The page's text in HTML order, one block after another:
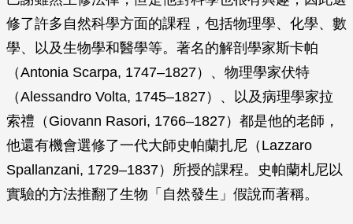
修了許多自然科學方面的課程，包括物理學、化學、數
學、以及生物學和醫學等。著名的解剖學家斯卡帕
（Antonia Scarpa, 1747–1827）、物理學家伏特
（Alessandro Volta, 1745–1827）、以及病理學家拉
索禮（Giovann Rasori, 1766–1827）都是他的老師，
他還有機會選修了一代大師史帕蘭扎尼（Lazzaro
Spallanzani, 1729–1837）所授的課程。史帕蘭札尼以
實驗的方法推翻了生物「自然發生」假說而著稱。